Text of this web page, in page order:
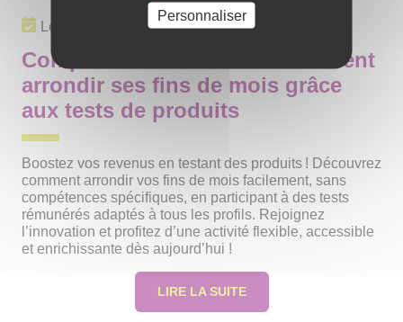
Le 27/06/2025 à 15h17
Complément de revenu : comment
arrondir ses fins de mois grâce
aux tests de produits
Boostez vos revenus en testant des produits ! Découvrez
comment arrondir vos fins de mois facilement, sans
compétences spécifiques, en participant à des tests
rémunérés adaptés à tous les profils. Rejoignez
l’innovation et profitez d’une activité flexible, accessible
et enrichissante dès aujourd’hui !
LIRE LA SUITE
Personnaliser